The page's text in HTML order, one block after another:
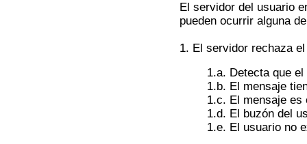
El servidor del usuario
pueden ocurrir alguna
1. El servidor rechaza
1.a. Detecta que
1.b. El mensaje
1.c. El mensaje es
1.d. El buzón del
1.e. El usuario no